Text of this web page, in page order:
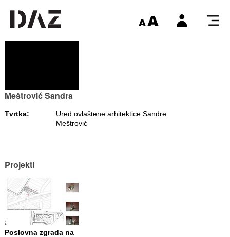
Meštrović Sandra
Tvrtka:
Ured ovlaštene arhitektice Sandre
Meštrović
Projekti
Poslovna zgrada na